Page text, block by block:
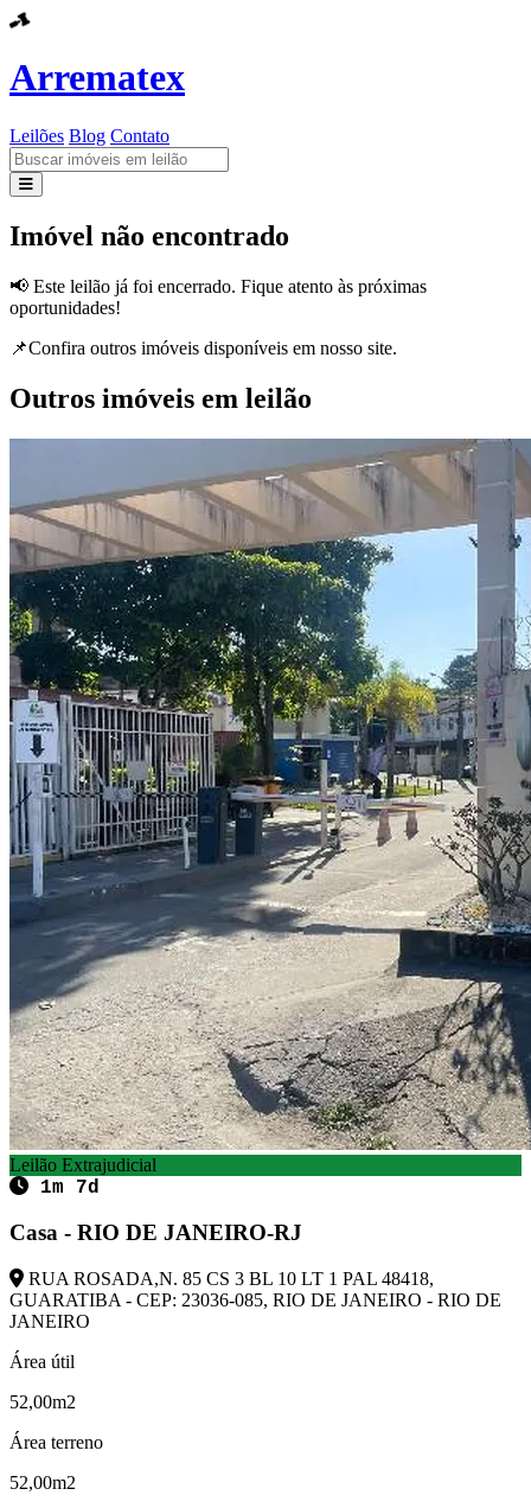
Arrematex
Leilões Blog Contato
Leilões
Imóvel não encontrado
📢 Este leilão já foi encerrado. Fique atento às próximas
oportunidades!
📌Confira outros imóveis disponíveis em nosso site.
Outros imóveis em leilão
Leilão Extrajudicial
1m 7d
Casa - RIO DE JANEIRO-RJ
RUA ROSADA,N. 85 CS 3 BL 10 LT 1 PAL 48418,
GUARATIBA - CEP: 23036-085, RIO DE JANEIRO - RIO DE
JANEIRO
Área útil
52,00m2
Área terreno
52,00m2